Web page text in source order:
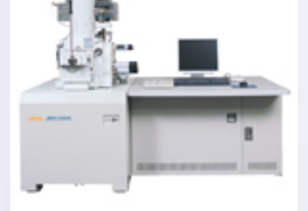
製品情報
理科学機器
電子顕微鏡 総合
透過電子顕微鏡 (TEM)
TEM周辺機器
断面試料作製装置 (CP)
サービス＆サポート
サービス＆サポート
装置利用サポート
保守契約
ソリューション
ソリューション
最新のセミナー / ウェビナー
会社情報
IR情報